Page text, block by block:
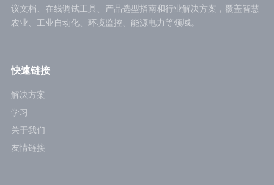
议文档、在线调试工具、产品选型指南和行业解决方案，覆盖智慧
农业、工业自动化、环境监控、能源电力等领域。
快速链接
解决方案
学习
关于我们
友情链接